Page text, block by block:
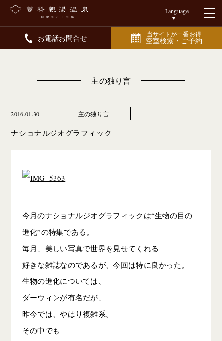
Language
お電話お問合せ 当サイトが一番お得
空室検索・ご予約
主の独り言
2016.01.30 主の独り言
ナショナルジオグラフィック
今月のナショナルジオグラフィックは“生物の目の
進化”の特集である。
毎月、美しい写真で世界を見せてくれる
好きな雑誌なのであるが、今回は特に良かった。
生物の進化については、
ダーウィンが有名だが、
昨今では、やはり複雑系。
その中でも